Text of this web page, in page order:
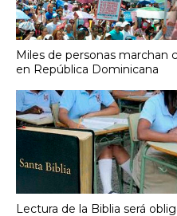
Miles de personas marchan
en República Dominicana
Lectura de la Biblia será